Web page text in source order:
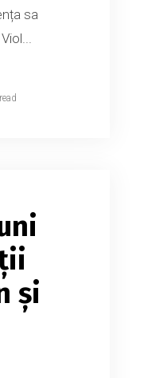
sa
și